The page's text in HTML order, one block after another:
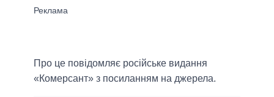
Про це повідомляє російське видання
«Комерсант» з посиланням на джерела.